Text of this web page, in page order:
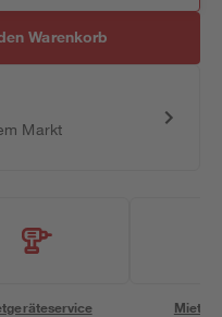
Warenkorb
Markt